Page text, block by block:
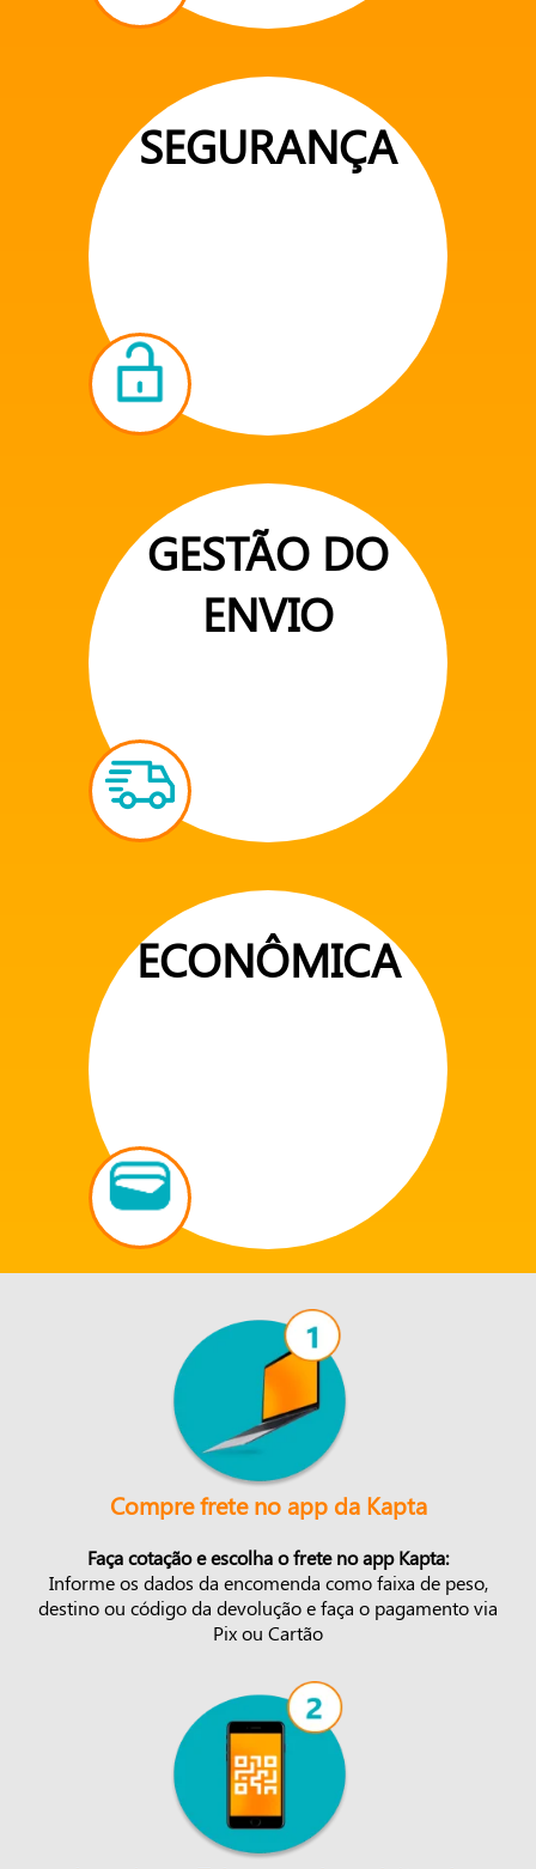
SEGURANÇA
GESTÃO DO
ENVIO
ECONÔMICA
Compre frete no app da Kapta
Faça cotação e escolha o frete no app Kapta:
Informe os dados da encomenda como faixa de peso,
destino ou código da devolução e faça o pagamento via
Pix ou Cartão